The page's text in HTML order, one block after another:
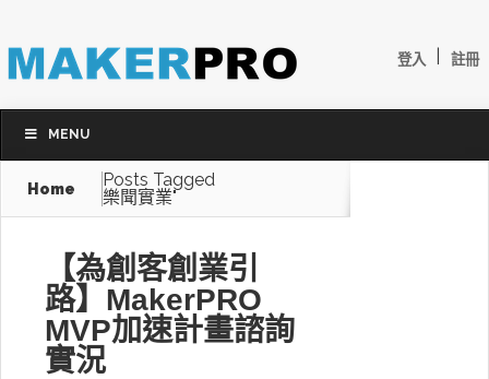
登入 註冊
MENU
Home
Posts Tagged
樂聞實業"
【為創客創業引
路】MakerPRO
MVP加速計畫諮詢
實況